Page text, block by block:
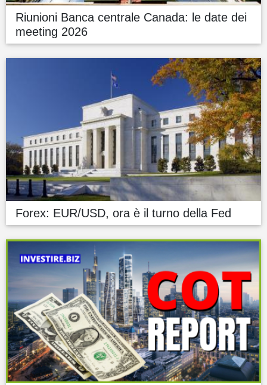
Riunioni Banca centrale Canada: le date dei
meeting 2026
Forex: EUR/USD, ora è il turno della Fed